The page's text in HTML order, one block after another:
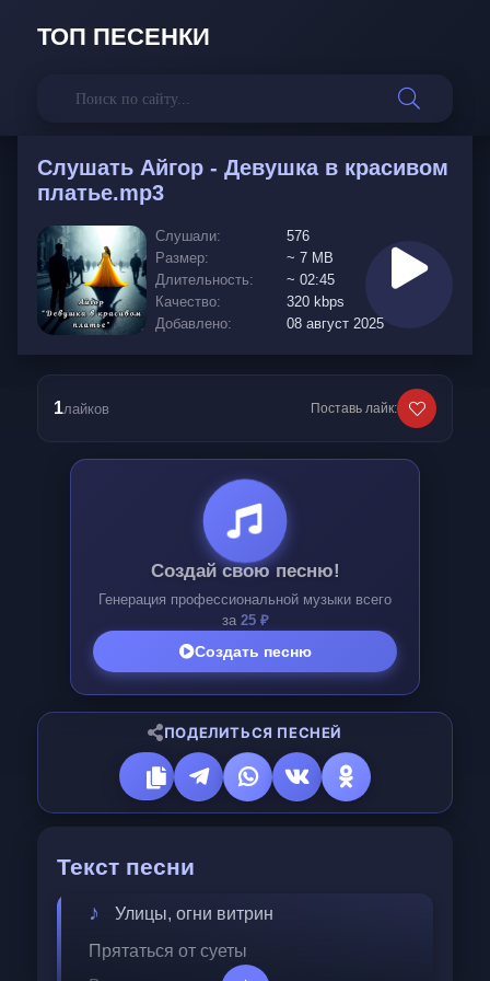
ТОП ПЕСЕНКИ
Слушать Айгор - Девушка в красивом
платье.mp3
Слушали:
576
Размер:
~ 7 MB
Длительность:
~ 02:45
Качество:
320 kbps
Добавлено:
08 август 2025
1лайков Поставь лайк:
Создай свою песню!
Генерация профессиональной музыки всего
за 25 ₽
Создать песню
ПОДЕЛИТЬСЯ ПЕСНЕЙ
Текст песни
Улицы, огни витрин
Прятаться от суеты